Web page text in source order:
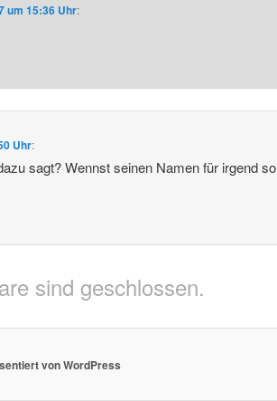
um 15:36 Uhr:
Uhr:
sagt? Wennst seinen Namen für irgend so
sind geschlossen.
von WordPress